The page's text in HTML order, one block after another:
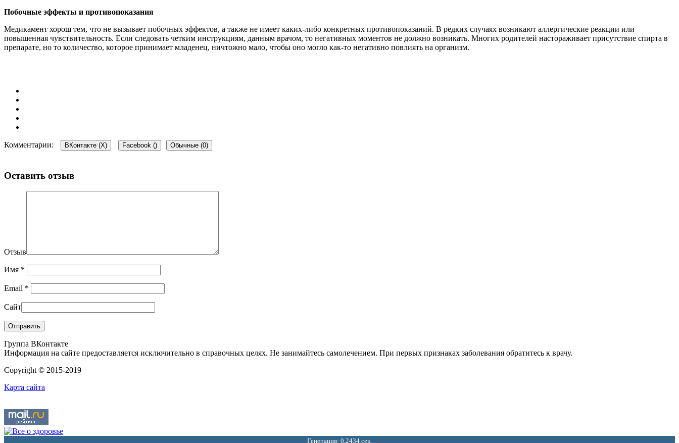
Побочные эффекты и противопоказания
Медикамент хорош тем, что не вызывает побочных эффектов, а также не имеет каких-либо конкретных противопоказаний. В редких случаях возникают аллергические реакции или
повышенная чувствительность. Если следовать четким инструкциям, данным врачом, то негативных моментов не должно возникать. Многих родителей настораживает присутствие спирта в
препарате, но то количество, которое принимает младенец, ничтожно мало, чтобы оно могло как-то негативно повлиять на организм.
Комментарии: ВКонтакте (X) Facebook () Обычные (0)
Оставить отзыв
Отзыв
Имя *
Email *
Сайт
Группа ВКонтакте
Информация на сайте предоставляется исключительно в справочных целях. Не занимайтесь самолечением. При первых признаках заболевания обратитесь к врачу.
Copyright © 2015-2019
Карта сайта
Генерация: 0.2434 сек.